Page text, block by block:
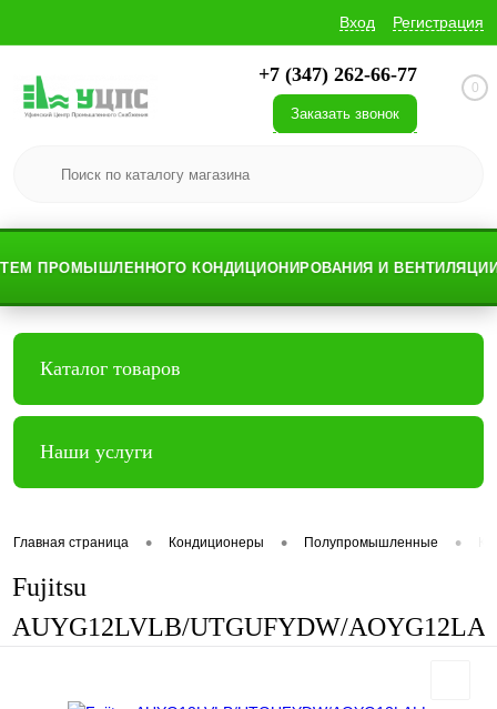
Вход Регистрация
+7 (347) 262-66-77
Заказать звонок
0
ПРОМЫШЛЕННОГО КОНДИЦИОНИРОВАНИЯ И ВЕНТИЛЯЦИИ
Каталог товаров
Наши услуги
Главная страница • Кондиционеры • Полупромышленные •
Fujitsu
AUYG12LVLB/UTGUFYDW/